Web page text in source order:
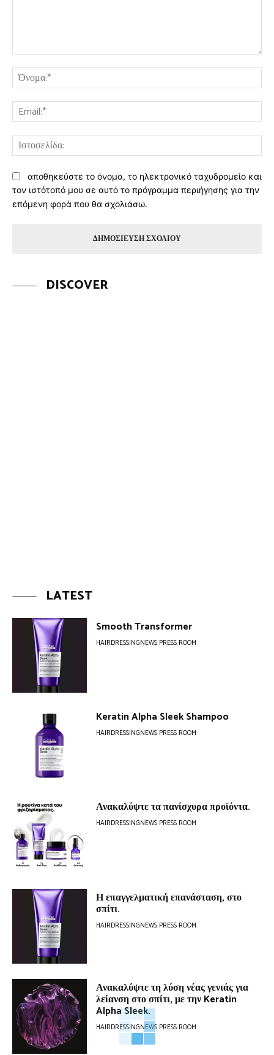
αποθηκεύστε το όνομα, το ηλεκτρονικό ταχυδρομείο και
τον ιστότοπό μου σε αυτό το πρόγραμμα περιήγησης για την
επόμενη φορά που θα σχολιάσω.
DISCOVER
LATEST
Smooth Transformer
HAIRDRESSINGNEWS PRESS ROOM
Keratin Alpha Sleek Shampoo
HAIRDRESSINGNEWS PRESS ROOM
Ανακαλύψτε τα πανίσχυρα προϊόντα.
HAIRDRESSINGNEWS PRESS ROOM
Η επαγγελματική επανάσταση, στο
σπίτι.
HAIRDRESSINGNEWS PRESS ROOM
Ανακαλύψτε τη λύση νέας γενιάς για
λείανση στο σπίτι, με την Keratin
Alpha Sleek.
HAIRDRESSINGNEWS PRESS ROOM